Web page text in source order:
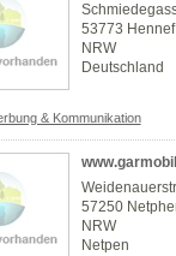
53773 Hennef
NRW
Deutschland
& Kommunikation
57250
NRW
Netpen